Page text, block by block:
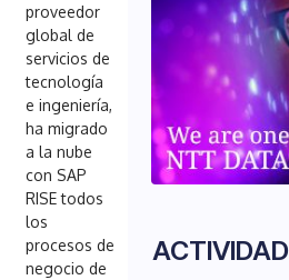
proveedor
global de
servicios de
tecnología
e ingeniería,
ha migrado
a la nube
con SAP
RISE todos
los
procesos de
negocio de